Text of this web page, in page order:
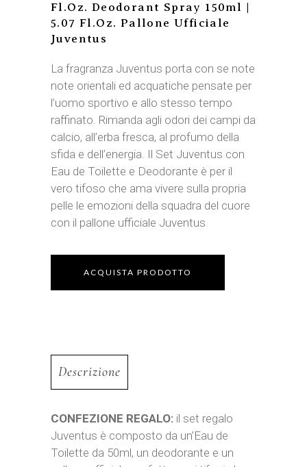
Fl.Oz. Deodorant Spray 150ml |
5.07 Fl.Oz. Pallone Ufficiale
Juventus
La fragranza Juventus porta con se note
note orientali ed acquatiche pensate per
l’uomo sportivo e allo stesso tempo
raffinato. Rimanda agli odori dei campi da
calcio, all’erba fresca, al profumo della
sfida e dell’energia. Il Set Juventus con
Eau de Toilette e Deodorante è per il
vero tifoso che ama vivere sulla propria
pelle le emozioni della squadra del cuore
con il pallone ufficiale Juventus
ACQUISTA PRODOTTO
Descrizione
CONFEZIONE REGALO: il set regalo
Juventus è composto da un’Eau de
Toilette da 50ml, un deodorante e un